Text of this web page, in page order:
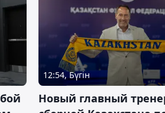
12:54, Бүгін
Новый главный